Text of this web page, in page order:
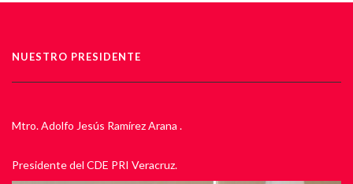
NUESTRO PRESIDENTE
Mtro. Adolfo Jesús Ramírez Arana .
Presidente del CDE PRI Veracruz.